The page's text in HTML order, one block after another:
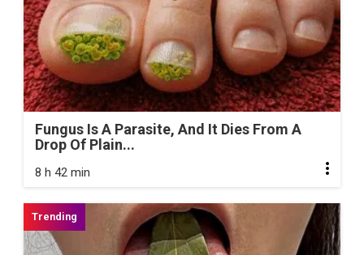
Fungus Is A Parasite, And It Dies From A
Drop Of Plain...
8 h 42 min